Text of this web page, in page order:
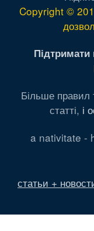
Copyright ©
Підтримати
Більше правил
статті, і
a nativitate -
статьи +